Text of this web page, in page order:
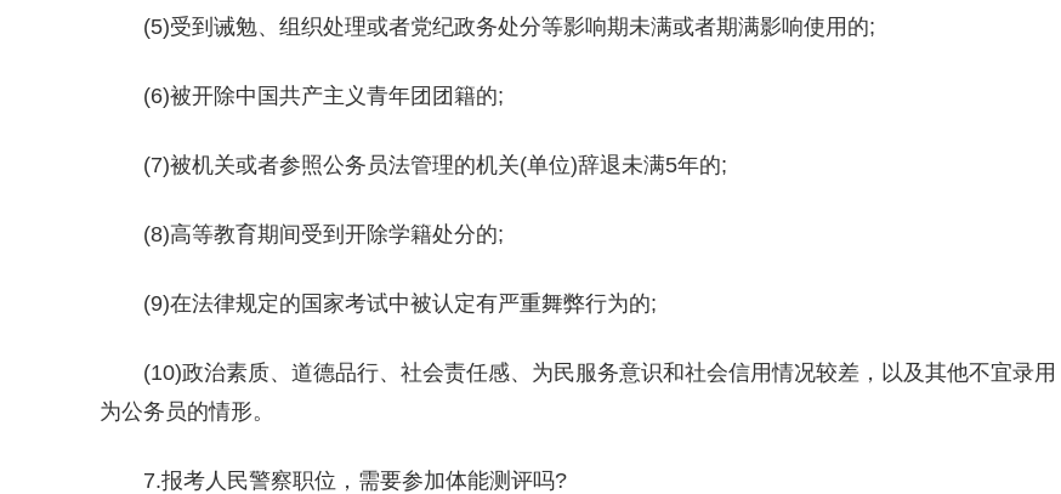
(5)受到诫勉、组织处理或者党纪政务处分等影响期未满或者期满影响使用的;
(6)被开除中国共产主义青年团团籍的;
(7)被机关或者参照公务员法管理的机关(单位)辞退未满5年的;
(8)高等教育期间受到开除学籍处分的;
(9)在法律规定的国家考试中被认定有严重舞弊行为的;
(10)政治素质、道德品行、社会责任感、为民服务意识和社会信用情况较差，以及其他不宜录用
为公务员的情形。
7.报考人民警察职位，需要参加体能测评吗?